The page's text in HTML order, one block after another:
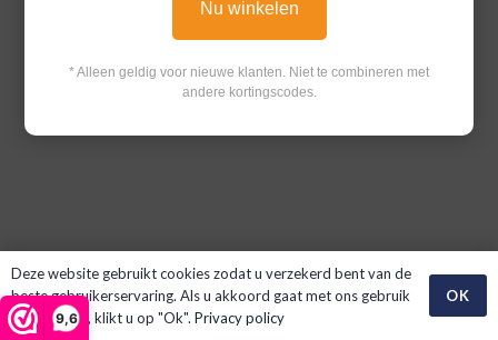
9,6
Nu winkelen
* Alleen geldig voor nieuwe klanten. Niet te combineren met
andere kortingscodes.
Deze website gebruikt cookies zodat u verzekerd bent van de
beste gebruikerservaring. Als u akkoord gaat met ons gebruik
van cookies, klikt u op "Ok". Privacy policy
OK